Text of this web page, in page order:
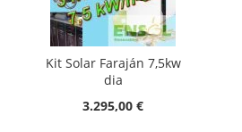
Kit Solar Faraján 7,5kw
dia
3.295,00 €